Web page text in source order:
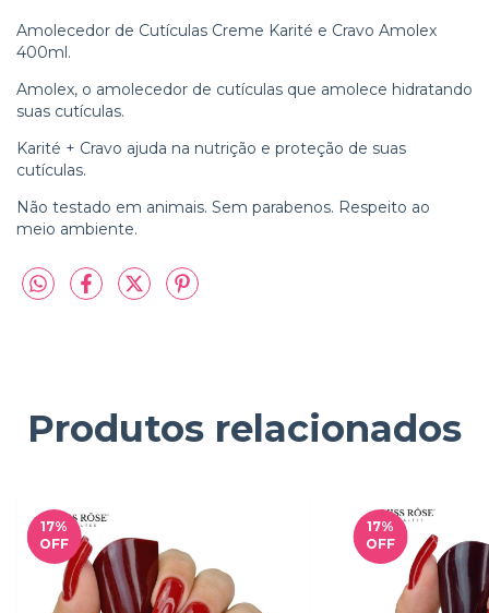
Amolecedor de Cutículas Creme Karité e Cravo Amolex
400ml.
Amolex, o amolecedor de cutículas que amolece hidratando
suas cutículas.
Karité + Cravo ajuda na nutrição e proteção de suas
cutículas.
Não testado em animais. Sem parabenos. Respeito ao
meio ambiente.
Produtos relacionados
17%
OFF
17%
OFF